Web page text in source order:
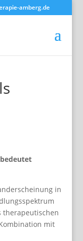
amberg.de
in
therapeutischen
mit